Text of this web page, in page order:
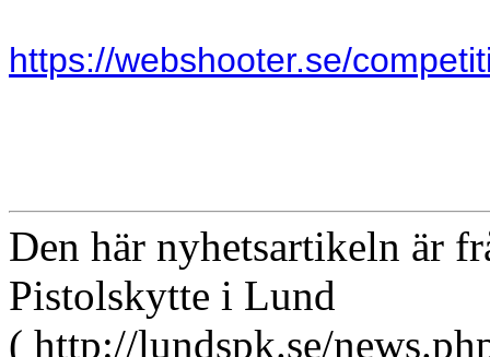
https://webshooter.se/
Den här nyhetsartikeln är
Pistolskytte i Lund
( http://lundspk.se/